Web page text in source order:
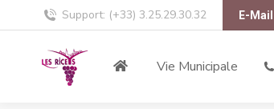
Support: (+33) 3.25.29.30.32 E-Mail
Vie Municipale